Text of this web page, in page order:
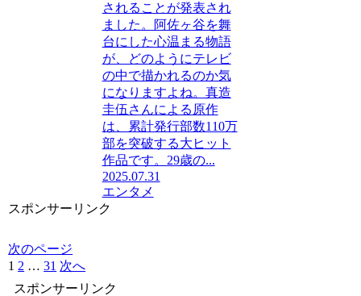
されることが発表され
ました。阿佐ヶ谷を舞
台にした心温まる物語
が、どのようにテレビ
の中で描かれるのか気
になりますよね。真造
圭伍さんによる原作
は、累計発行部数110万
部を突破する大ヒット
作品です。29歳の...
2025.07.31
エンタメ
スポンサーリンク
次のページ
1 2 … 31 次へ
スポンサーリンク